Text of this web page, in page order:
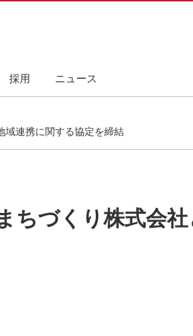
採用 ニュース
域連携に関する協定を締結
ちづくり株式会